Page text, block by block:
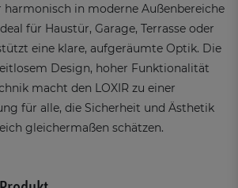
in moderne Außenbereiche
für Haustür, Garage, Terrasse oder
eine klare, aufgeräumte Optik. Die
Design, hoher Funktionalität
macht den LOXIR zu einer
für alle, die Sicherheit und Ästhetik
gleichermaßen schätzen.